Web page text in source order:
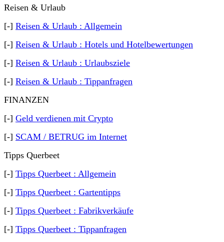
Reisen & Urlaub
[-] Reisen & Urlaub : Allgemein
[-] Reisen & Urlaub : Hotels und Hotelbewertungen
[-] Reisen & Urlaub : Urlaubsziele
[-] Reisen & Urlaub : Tippanfragen
FINANZEN
[-] Geld verdienen mit Crypto
[-] SCAM / BETRUG im Internet
Tipps Querbeet
[-] Tipps Querbeet : Allgemein
[-] Tipps Querbeet : Gartentipps
[-] Tipps Querbeet : Fabrikverkäufe
[-] Tipps Querbeet : Tippanfragen